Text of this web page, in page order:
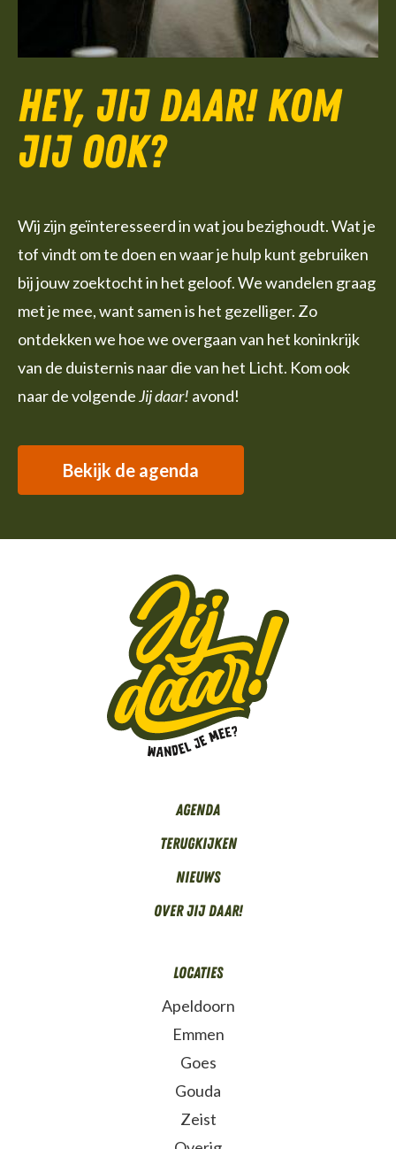
Hey, jij daar! Kom
jij ook?
Wij zijn geïnteresseerd in wat jou bezighoudt. Wat je
tof vindt om te doen en waar je hulp kunt gebruiken
bij jouw zoektocht in het geloof. We wandelen graag
met je mee, want samen is het gezelliger. Zo
ontdekken we hoe we overgaan van het koninkrijk
van de duisternis naar die van het Licht. Kom ook
naar de volgendeJij daar! avond!
Bekijk de agenda
Agenda
Terugkijken
Nieuws
Over Jij daar!
Locaties
Apeldoorn
Emmen
Goes
Gouda
Zeist